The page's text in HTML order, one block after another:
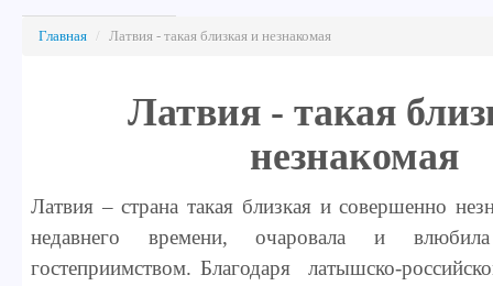
Главная / Латвия - такая близкая и незнакомая
Латвия - такая
незнакомая
Латвия – страна такая близкая и совершенно
недавнего времени, очаровала и
гостеприимством. Благодаря латышско-